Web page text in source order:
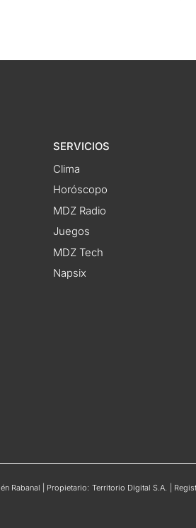
SERVICIOS
Clima
Horóscopo
MDZ Radio
Juegos
MDZ Tech
Napsix
| Propietario: Territorio Digital S.A. |